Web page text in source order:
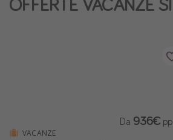
Vacanze con bambini
Calendario di viaggio
VACANZE
Da 936€ pp